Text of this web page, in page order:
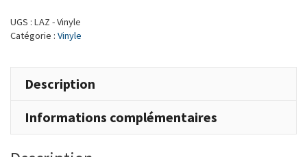
UGS : LAZ - Vinyle
Catégorie : Vinyle
Description
Informations complémentaires